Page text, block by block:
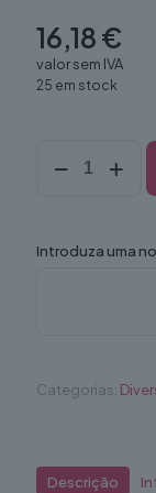
16,18€
valor sem IVA
25 em stock
(par)
Introduza uma
Categorias:
Descrição